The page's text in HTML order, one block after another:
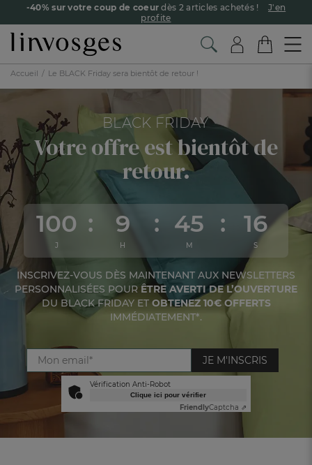
-40% sur votre coup de coeur dès 2 articles achetés !
J'en
profite
Livraison offerte dès 90€ d’achat
Retour offert avec Colissimo* !
Le parrainage Linvosges : offrez 15€, recevez 15€ !
découvre
-10% supp. dès 2 articles avec le code
J'en profite
Accueil Le BLACK Friday sera bientôt de retour !
BLACK FRIDAY
Votre offre est bientôt de
retour.
100
J
9
H
45
M
14
S
INSCRIVEZ-VOUS DÈS MAINTENANT AUX NEWSLETTERS
PERSONNALISÉES POUR ÊTRE AVERTI DE L’OUVERTURE
DU BLACK FRIDAY ET OBTENEZ 10€ OFFERTS
IMMÉDIATEMENT*.
JE M'INSCRIS
Vérification Anti-Robot
Clique ici pour vérifier
FriendlyCaptcha ⇗